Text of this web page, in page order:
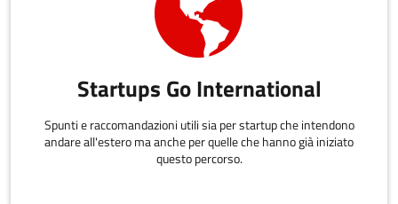
Startups Go International
Spunti e raccomandazioni utili sia per startup che intendono
andare all'estero ma anche per quelle che hanno già iniziato
questo percorso.